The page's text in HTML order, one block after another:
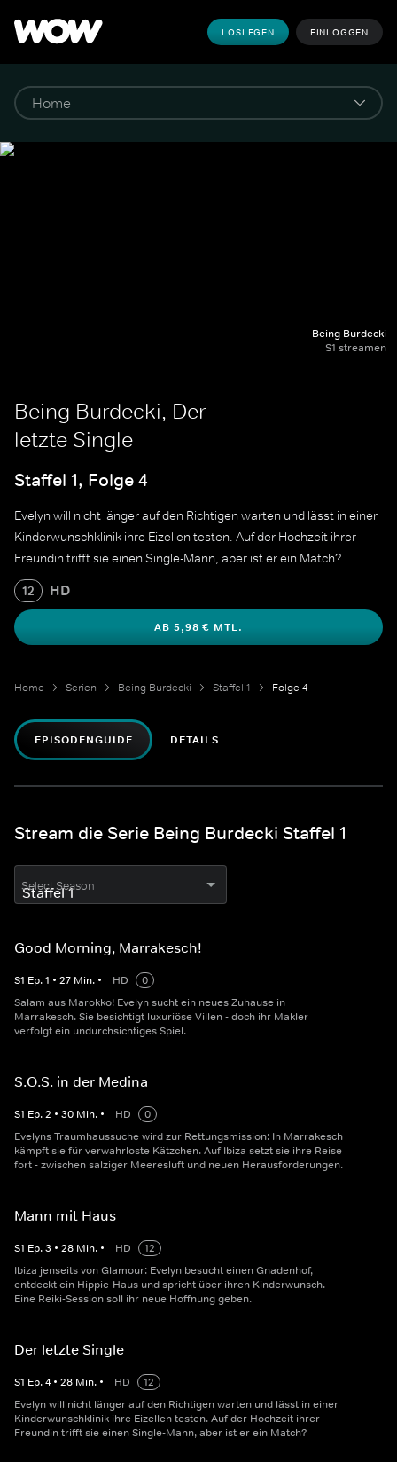
LOSLEGEN EINLOGGEN
Being Burdecki
S1 streamen
Being Burdecki, Der
letzte Single
Staffel 1, Folge 4
Evelyn will nicht länger auf den Richtigen warten und lässt in einer
Kinderwunschklinik ihre Eizellen testen. Auf der Hochzeit ihrer
Freundin trifft sie einen Single-Mann, aber ist er ein Match?
12 HD
AB 5,98 € MTL.
Home Serien Being Burdecki Staffel 1 Folge 4
EPISODENGUIDE DETAILS
Stream die Serie Being Burdecki Staffel 1
Select Season
Good Morning, Marrakesch!
S1 Ep.1 • 27 Min. • HD
0
Salam aus Marokko! Evelyn sucht ein neues Zuhause in
Marrakesch. Sie besichtigt luxuriöse Villen - doch ihr Makler
verfolgt ein undurchsichtiges Spiel.
S.O.S. in der Medina
S1 Ep.2 • 30 Min. • HD
0
Evelyns Traumhaussuche wird zur Rettungsmission: In Marrakesch
kämpft sie für verwahrloste Kätzchen. Auf Ibiza setzt sie ihre Reise
fort - zwischen salziger Meeresluft und neuen Herausforderungen.
Mann mit Haus
S1 Ep.3 • 28 Min. • HD
12
Ibiza jenseits von Glamour: Evelyn besucht einen Gnadenhof,
entdeckt ein Hippie-Haus und spricht über ihren Kinderwunsch.
Eine Reiki-Session soll ihr neue Hoffnung geben.
Der letzte Single
S1 Ep.4 • 28 Min. • HD
12
Evelyn will nicht länger auf den Richtigen warten und lässt in einer
Kinderwunschklinik ihre Eizellen testen. Auf der Hochzeit ihrer
Freundin trifft sie einen Single-Mann, aber ist er ein Match?